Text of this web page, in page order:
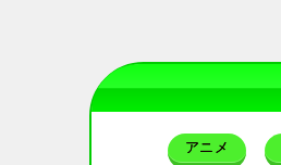
アニメ